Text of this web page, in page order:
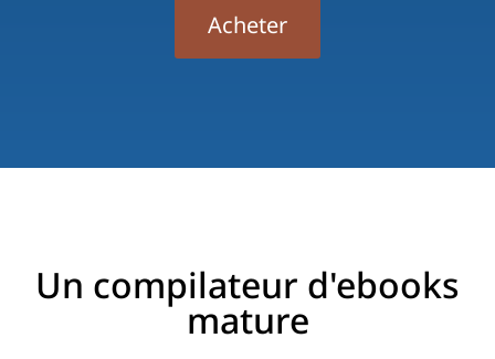
Acheter
Un compilateur d'ebooks
mature